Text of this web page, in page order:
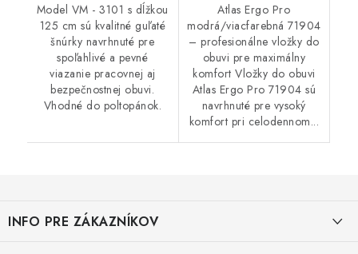
Model VM - 3101 s dĺžkou
125 cm sú kvalitné guľaté
šnúrky navrhnuté pre
spoľahlivé a pevné
viazanie pracovnej aj
bezpečnostnej obuvi.
Vhodné do poltopánok.
Atlas Ergo Pro
modrá/viacfarebná 71904
– profesionálne vložky do
obuvi pre maximálny
komfort Vložky do obuvi
Atlas Ergo Pro 71904 sú
navrhnuté pre vysoký
komfort pri celodennom...
pINFO PRE ZÁKAZNÍKOV